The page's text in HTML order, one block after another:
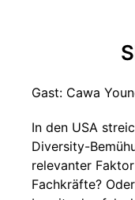
Gast: Cawa
In den USA
Diversity-
relevanter
Fachkräfte?